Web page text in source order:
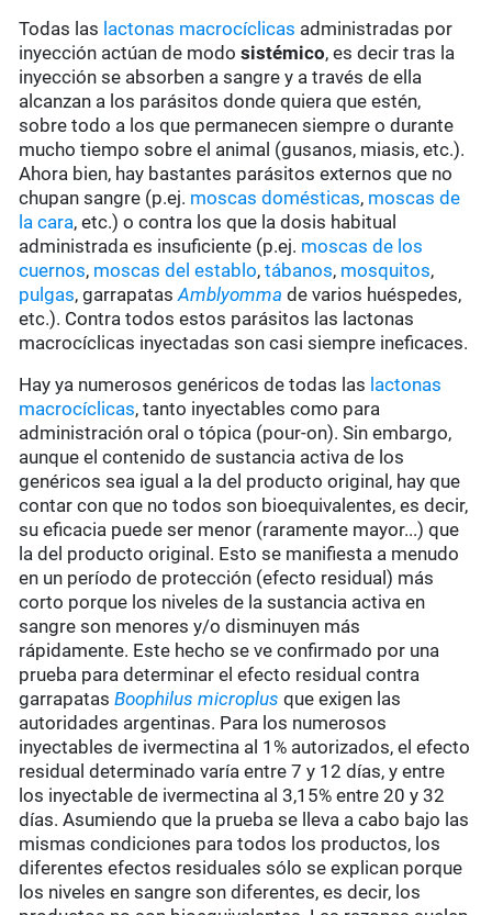
Todas las lactonas macrocíclicas administradas por
inyección actúan de modosistémico, es decir tras la
inyección se absorben a sangre y a través de ella
alcanzan a los parásitos donde quiera que estén,
sobre todo a los que permanecen siempre o durante
mucho tiempo sobre el animal (gusanos, miasis, etc.).
Ahora bien, hay bastantes parásitos externos que no
chupan sangre (p.ej. moscas domésticas, moscas de
la cara, etc.) o contra los que la dosis habitual
administrada es insuficiente (p.ej. moscas de los
cuernos, moscas del establo,tábanos, mosquitos,
pulgas, garrapatasAmblyomma de varios huéspedes,
etc.). Contra todos estos parásitos las lactonas
macrocíclicas inyectadas son casi siempre ineficaces.
Hay ya numerosos genéricos de todas las lactonas
macrocíclicas, tanto inyectables como para
administración oral o tópica (pour-on). Sin embargo,
aunque el contenido de sustancia activa de los
genéricos sea igual a la del producto original, hay que
contar con que no todos son bioequivalentes, es decir,
su eficacia puede ser menor (raramente mayor...) que
la del producto original. Esto se manifiesta a menudo
en un período de protección (efecto residual) más
corto porque los niveles de la sustancia activa en
sangre son menores y/o disminuyen más
rápidamente. Este hecho se ve confirmado por una
prueba para determinar el efecto residual contra
garrapatasBoophilus microplus que exigen las
autoridades argentinas. Para los numerosos
inyectables de ivermectina al 1% autorizados, el efecto
residual determinado varía entre 7 y 12 días, y entre
los inyectable de ivermectina al 3,15% entre 20 y 32
días. Asumiendo que la prueba se lleva a cabo bajo las
mismas condiciones para todos los productos, los
diferentes efectos residuales sólo se explican porque
los niveles en sangre son diferentes, es decir, los